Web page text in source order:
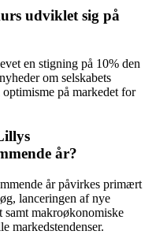
udviklet sig på
en stigning på 10% den
om selskabets
på markedet for
år?
år påvirkes primært
lanceringen af nye
makroøkonomiske
markedstendenser.